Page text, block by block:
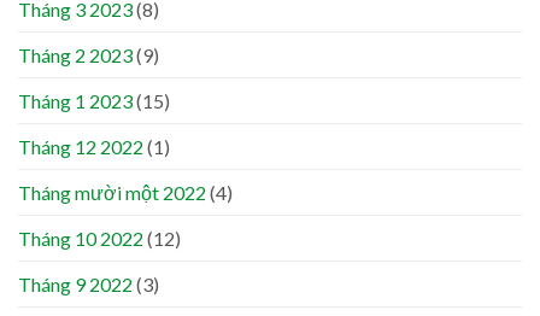
Tháng 3 2023(8)
Tháng 2 2023(9)
Tháng 1 2023(15)
Tháng 12 2022 (1)
Tháng mười một 2022 (4)
Tháng 10 2022 (12)
Tháng 9 2022 (3)